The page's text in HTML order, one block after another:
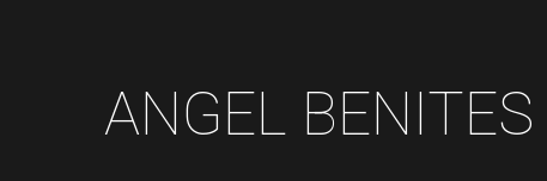
ANGEL BENITES